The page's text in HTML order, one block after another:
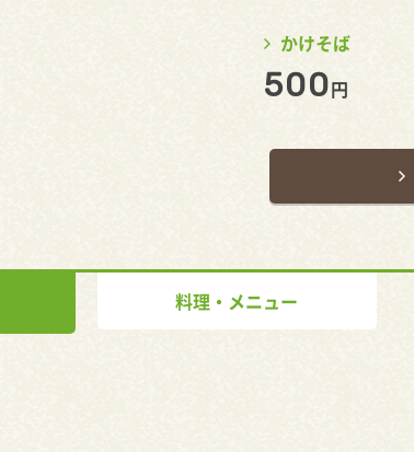
かけそば
500円
料理・メニュー